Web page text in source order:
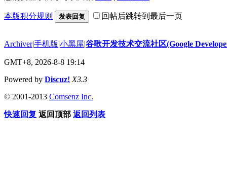
本版积分规则 发表回复 回帖后跳转到最后一页
Archiver|手机版|小黑屋|谷歌开发技术交流社区(Google
GMT+8, 2026-8-8 19:14
Powered by Discuz! X3.3
© 2001-2013 Comsenz Inc.
快速回复 返回顶部 返回列表